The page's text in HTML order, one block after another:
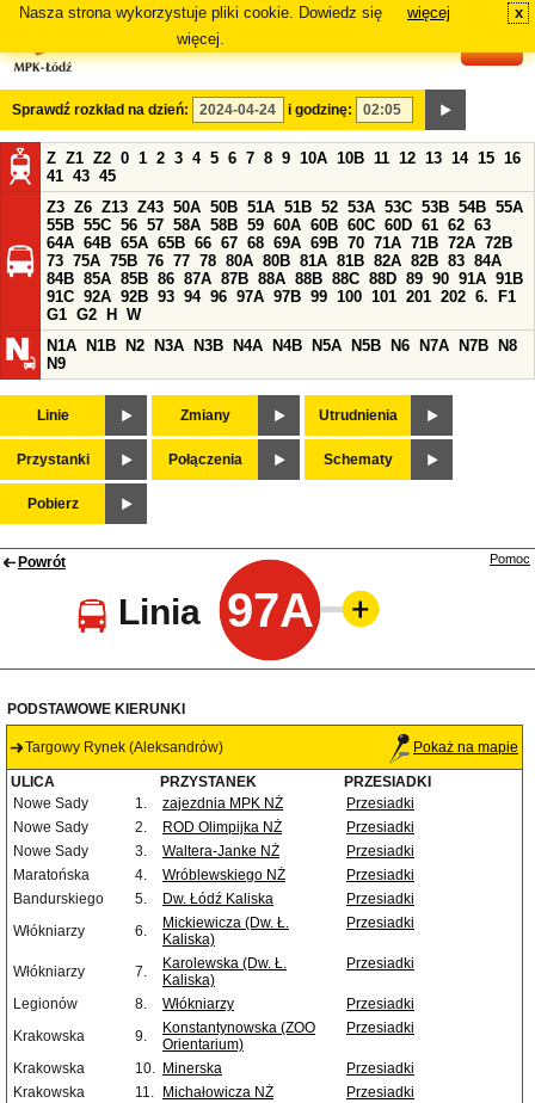
Nasza strona wykorzystuje pliki cookie. Dowiedz się
więcej.
więcej x
Sprawdź rozkład na dzień: i godzinę:
Z Z1 Z2 0 1 2 3 4 5 6 7 8 9 10A 10B 11 12 13 14 15 16
41 43 45
Z3 Z6 Z13 Z43 50A 50B 51A 51B 52 53A 53C 53B 54B 55A
55B 55C 56 57 58A 58B 59 60A 60B 60C 60D 61 62 63
64A 64B 65A 65B 66 67 68 69A 69B 70 71A 71B 72A 72B
73 75A 75B 76 77 78 80A 80B 81A 81B 82A 82B 83 84A
84B 85A 85B 86 87A 87B 88A 88B 88C 88D 89 90 91A 91B
91C 92A 92B 93 94 96 97A 97B 99 100 101 201 202 6.
F1
G1 G2 H
W
N1A
N1B N2 N3A N3B N4A N4B N5A N5B N6 N7A N7B
N8
N9
Linie Zmiany Utrudnienia
Przystanki Połączenia Schematy
Pobierz
Powrót
Linia 97A
Pomoc
PODSTAWOWE KIERUNKI
Targowy Rynek (Aleksandrów) Pokaż na mapie
ULICA PRZYSTANEK
PRZESIADKI
Nowe Sady
1. zajezdnia MPK NŻ
Przesiadki
Nowe Sady
2. ROD Olimpijka NŻ
Przesiadki
Nowe Sady
3. Waltera-Janke NŻ
Przesiadki
Maratońska
4. Wróblewskiego NŻ
Przesiadki
Bandurskiego
5. Dw. Łódź Kaliska
Przesiadki
Włókniarzy
6.
Mickiewicza (Dw. Ł.
Kaliska)
Przesiadki
Włókniarzy 7.
Karolewska (Dw. Ł.
Kaliska)
Przesiadki
Legionów 8. Włókniarzy
Przesiadki
Krakowska
9.
Konstantynowska (ZOO
Orientarium)
Przesiadki
Krakowska 10. Minerska
Przesiadki
Krakowska
11. Michałowicza NŻ
Przesiadki